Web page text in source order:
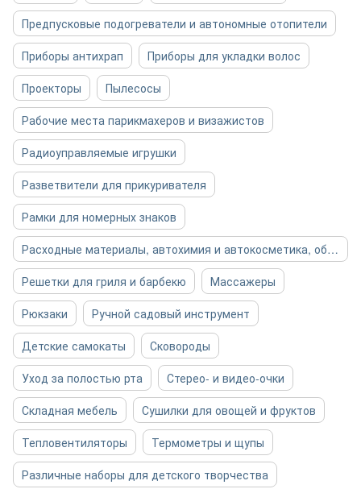
Предпусковые подогреватели и автономные отопители
Приборы антихрап
Приборы для укладки волос
Проекторы
Пылесосы
Рабочие места парикмахеров и визажистов
Радиоуправляемые игрушки
Разветвители для прикуривателя
Рамки для номерных знаков
Расходные материалы, автохимия и автокосметика, общее
Решетки для гриля и барбекю
Массажеры
Рюкзаки
Ручной садовый инструмент
Детские самокаты
Сковороды
Уход за полостью рта
Стерео- и видео-очки
Складная мебель
Сушилки для овощей и фруктов
Тепловентиляторы
Термометры и щупы
Различные наборы для детского творчества